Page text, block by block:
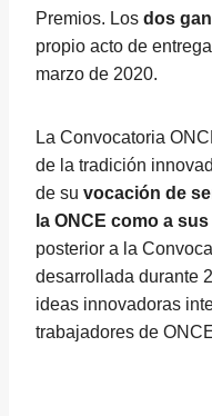
Premios. Los dos
propio acto de
marzo de 2020.
La Convocatoria
de la tradición
de su vocación de
la ONCE como a
posterior a la
desarrollada durante
ideas innovadoras
trabajadores de